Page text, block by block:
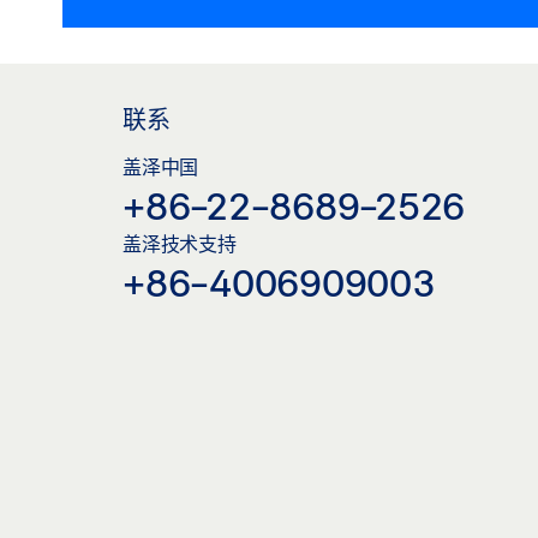
联系
盖泽中国
+86-22-8689-2526
盖泽技术支持
+86-4006909003